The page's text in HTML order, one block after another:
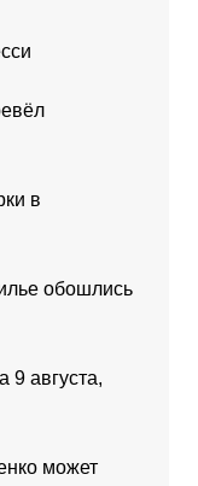
в
обошлись
9 августа,
может